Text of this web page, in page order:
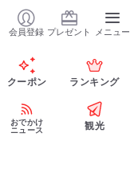
会員登録 プレゼント メニュー
クーポン ランキング
おでかけ
ニュース
観光